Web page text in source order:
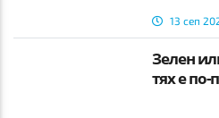
13 сеп
Зелен
тях е по-